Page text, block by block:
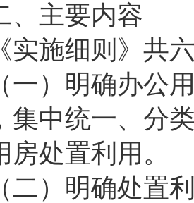
主要内容
细则》共六
明确办公用
集中统一、分
房处置利用。
明确处置利